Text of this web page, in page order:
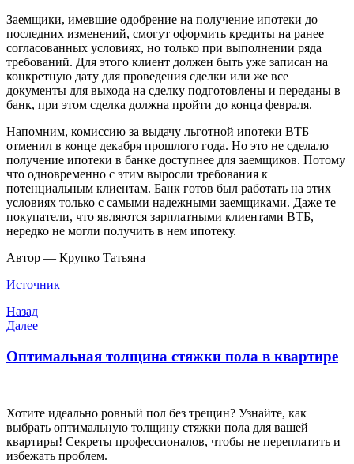
Заемщики, имевшие одобрение на получение ипотеки до
последних изменений, смогут оформить кредиты на ранее
согласованных условиях, но только при выполнении ряда
требований. Для этого клиент должен быть уже записан на
конкретную дату для проведения сделки или же все
документы для выхода на сделку подготовлены и переданы в
банк, при этом сделка должна пройти до конца февраля.
Напомним, комиссию за выдачу льготной ипотеки ВТБ
отменил в конце декабря прошлого года. Но это не сделало
получение ипотеки в банке доступнее для заемщиков. Потому
что одновременно с этим выросли требования к
потенциальным клиентам. Банк готов был работать на этих
условиях только с самыми надежными заемщиками. Даже те
покупатели, что являются зарплатными клиентами ВТБ,
нередко не могли получить в нем ипотеку.
Автор — Крупко Татьяна
Источник
Навигация
по
записям
Предыдущая
запись
Назад
Следующая
Далее
Оптимальная толщина стяжки пола в квартире
Хотите идеально ровный пол без трещин? Узнайте, как
выбрать оптимальную толщину стяжки пола для вашей
квартиры! Секреты профессионалов, чтобы не переплатить и
избежать проблем.